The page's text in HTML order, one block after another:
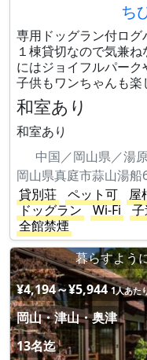
ち
専用ドッグラン付ログ
１棟貸切なので気兼
にはジョイフルパー
子供もワンちゃんも楽
和室あり
和室あり
中国／岡山県／湯
岡山県真庭市蒜山湯船
貸別荘
ペット可 屋
ドッグラン
Wi-Fi
全館禁煙
暮らすよう
¥4,194～¥5,944 1人あた
岡山・津山・奥津
13名迄